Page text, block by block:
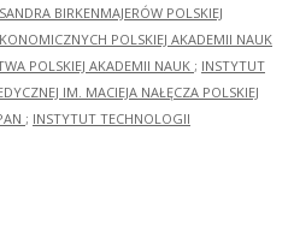
BIRKENMAJERÓW POLSKIEJ
POLSKIEJ AKADEMII NAUK
POLSKIEJ AKADEMII NAUK ; INSTYTUT
IM. MACIEJA NAŁĘCZA POLSKIEJ
; INSTYTUT TECHNOLOGII